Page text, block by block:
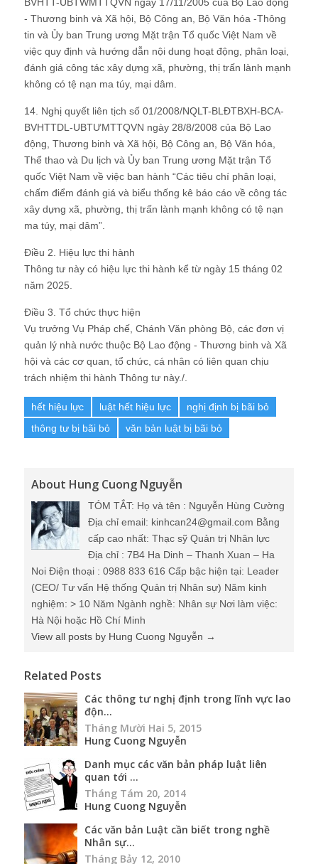
- Thương binh và Xã hội, Bộ Công an, Bộ Văn hóa -Thông
tin và Ủy ban Trung ương Mặt trận Tổ quốc Việt Nam về
việc quy định và hướng dẫn nội dung hoạt động, phân loại,
đánh giá công tác xây dựng xã, phường, thị trấn lành mạnh
không có tệ nạn ma túy, mại dâm.
14. Nghị quyết liên tịch số 01/2008/NQLT-BLĐTBXH-BCA-
BVHTTDL-UBTƯMTTQVN ngày 28/8/2008 của Bộ Lao
động, Thương binh và Xã hội, Bộ Công an, Bộ Văn hóa,
Thể thao và Du lịch và Ủy ban Trung ương Mặt trận Tổ
quốc Việt Nam về việc ban hành “Các tiêu chí phân loại,
chấm điểm đánh giá và biểu thống kê báo cáo về công tác
xây dựng xã, phường, thị trấn lành mạnh không có tệ nạn
ma túy, mại dâm”.
Điều 2. Hiệu lực thi hành
Thông tư này có hiệu lực thi hành kể từ ngày 15 tháng 02
năm 2025.
Điều 3. Tổ chức thực hiện
Vụ trưởng Vụ Pháp chế, Chánh Văn phòng Bộ, các đơn vị
quản lý nhà nước thuộc Bộ Lao động - Thương binh và Xã
hội và các cơ quan, tổ chức, cá nhân có liên quan chịu
trách nhiệm thi hành Thông tư này./.
hết hiệu lực luật hết hiệu lực
nghị định bị bãi bỏ
thông tư bị bãi bỏ
văn bản luật bị bãi bỏ
About Hung Cuong Nguyễn
TÓM TẮT: Họ và tên : Nguyễn Hùng Cường
Địa chỉ email: kinhcan24@gmail.com Bằng
cấp cao nhất: Thạc sỹ Quản trị Nhân lực
Địa chỉ : 7B4 Ha Dinh – Thanh Xuan – Ha
Noi Điện thoại : 0988 833 616 Cấp bậc hiện tại: Leader
(CEO/ Tư vấn Hệ thống Quản trị Nhân sự) Năm kinh
nghiệm: > 10 Năm Ngành nghề: Nhân sự Nơi làm việc:
Hà Nội hoặc Hồ Chí Minh
View all posts by Hung Cuong Nguyễn →
Related Posts
Các thông tư nghị định trong lĩnh vực lao
độn...
Tháng Mười Hai 5, 2015
Hung Cuong Nguyễn
Danh mục các văn bản pháp luật liên
quan tới ...
Tháng Tám 20, 2014
Hung Cuong Nguyễn
Các văn bản Luật cần biết trong nghề
Nhân sự...
Tháng Bảy 12, 2010